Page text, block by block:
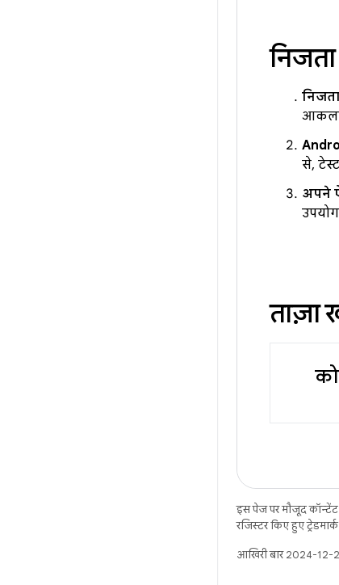
से,
अपने
ताज़ा
इस पेज पर मौजूद
रजिस्टर किए हुए
आखिरी बार 2024-12-